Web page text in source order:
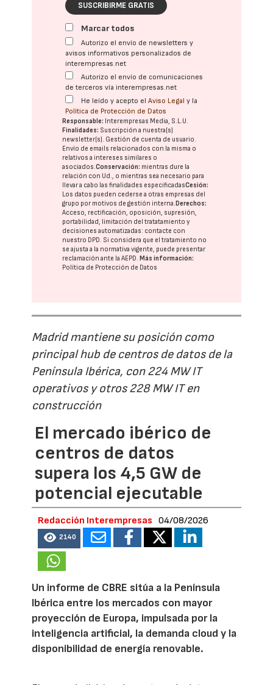
SUSCRIBIRME GRATIS
Marcar todos
Autorizo el envío de newsletters y
avisos informativos personalizados de
interempresas.net
Autorizo el envío de comunicaciones
de terceros vía interempresas.net
He leído y acepto elAviso Legal y la
Política de Protección de Datos
Responsable: Interempresas Media, S.L.U.
Finalidades: Suscripción a nuestra(s)
newsletter(s). Gestión de cuenta de usuario.
Envío de emails relacionados con la misma o
relativos a intereses similares o
asociados.Conservación: mientras dure la
relación con Ud., o mientras sea necesario para
llevar a cabo las finalidades especificadasCesión:
Los datos pueden cederse a otras empresas del
grupo por motivos de gestión interna. Derechos:
Acceso, rectificación, oposición, supresión,
portabilidad, limitación del tratatamiento y
decisiones automatizadas: contacte con
nuestro DPD. Si considera que el tratamiento no
se ajusta a la normativa vigente, puede presentar
reclamación ante laAEPD. Más información:
Política de Protección de Datos
Madrid mantiene su posición como
principal hub de centros de datos de la
Península Ibérica, con 224 MW IT
operativos y otros 228 MW IT en
construcción
El mercado ibérico de
centros de datos
supera los 4,5 GW de
potencial ejecutable
Redacción Interempresas 04/08/2026
2140
Un informe de CBRE sitúa a la Península
Ibérica entre los mercados con mayor
proyección de Europa, impulsada por la
inteligencia artificial, la demanda cloud y la
disponibilidad de energía renovable.